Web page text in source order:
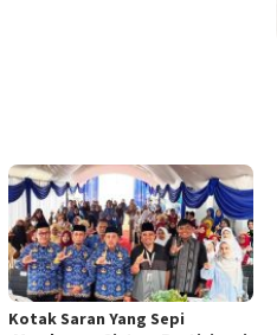
Kotak Saran Yang Sepi